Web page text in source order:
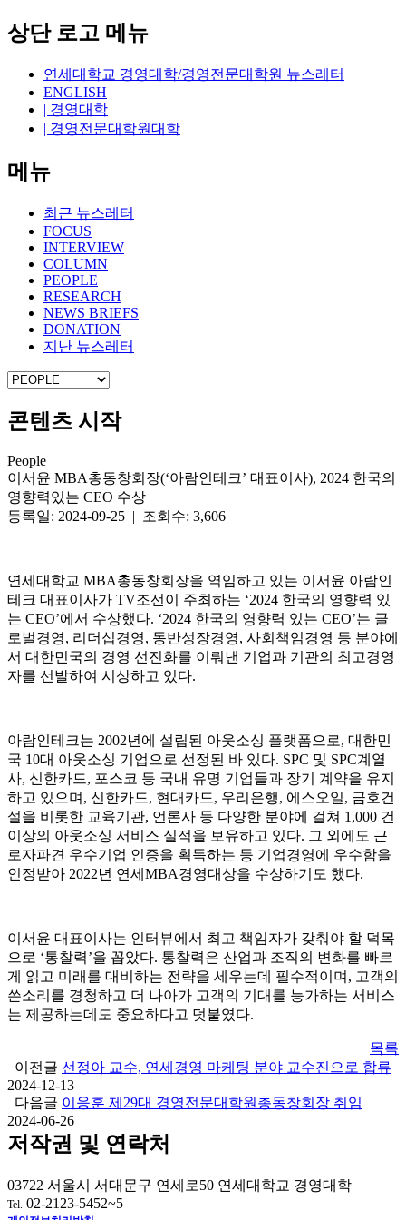
상단 로고 메뉴
연세대학교 경영대학/경영전문대학원 뉴스레터
ENGLISH
| 경영대학
| 경영전문대학원대학
메뉴
최근 뉴스레터
FOCUS
INTERVIEW
COLUMN
PEOPLE
RESEARCH
NEWS BRIEFS
DONATION
지난 뉴스레터
콘텐츠 시작
People
이서윤 MBA총동창회장(‘아람인테크’ 대표이사), 2024 한국의
영향력있는 CEO 수상
등록일: 2024-09-25 | 조회수: 3,606
연세대학교 MBA총동창회장을 역임하고 있는 이서윤 아람인
테크 대표이사가 TV조선이 주최하는 ‘2024 한국의 영향력 있
는 CEO’에서 수상했다. ‘2024 한국의 영향력 있는 CEO’는 글
로벌경영, 리더십경영, 동반성장경영, 사회책임경영 등 분야에
서 대한민국의 경영 선진화를 이뤄낸 기업과 기관의 최고경영
자를 선발하여 시상하고 있다.
아람인테크는 2002년에 설립된 아웃소싱 플랫폼으로, 대한민
국 10대 아웃소싱 기업으로 선정된 바 있다. SPC 및 SPC계열
사, 신한카드, 포스코 등 국내 유명 기업들과 장기 계약을 유지
하고 있으며, 신한카드, 현대카드, 우리은행, 에스오일, 금호건
설을 비롯한 교육기관, 언론사 등 다양한 분야에 걸쳐 1,000 건
이상의 아웃소싱 서비스 실적을 보유하고 있다. 그 외에도 근
로자파견 우수기업 인증을 획득하는 등 기업경영에 우수함을
인정받아 2022년 연세MBA경영대상을 수상하기도 했다.
이서윤 대표이사는 인터뷰에서 최고 책임자가 갖춰야 할 덕목
으로 ‘통찰력’을 꼽았다. 통찰력은 산업과 조직의 변화를 빠르
게 읽고 미래를 대비하는 전략을 세우는데 필수적이며, 고객의
쓴소리를 경청하고 더 나아가 고객의 기대를 능가하는 서비스
는 제공하는데도 중요하다고 덧붙였다.
목록
이전글 선정아 교수, 연세경영 마케팅 분야 교수진으로 합류
2024-12-13
다음글 이응훈 제29대 경영전문대학원총동창회장 취임
2024-06-26
저작권 및 연락처
03722 서울시 서대문구 연세로50 연세대학교 경영대학
Tel. 02-2123-5452~5